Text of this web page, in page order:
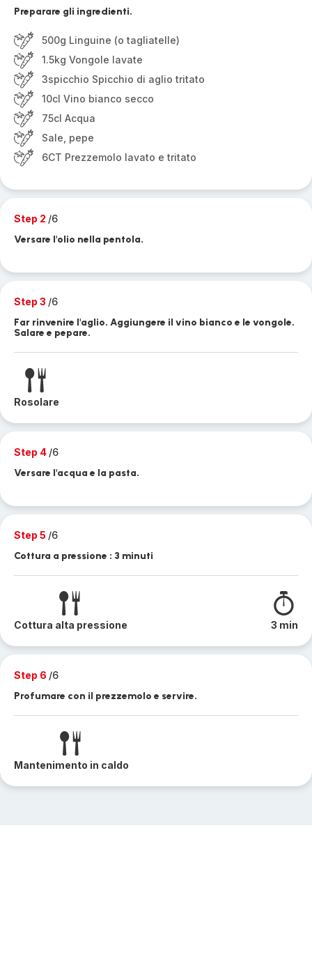
Preparare gli ingredienti.
500g Linguine (o tagliatelle)
1.5kg Vongole lavate
3spicchio Spicchio di aglio tritato
10cl Vino bianco secco
75cl Acqua
Sale, pepe
6CT Prezzemolo lavato e tritato
Step 2 /6
Versare l'olio nella pentola.
Step 3 /6
Far rinvenire l'aglio. Aggiungere il vino bianco e le vongole.
Salare e pepare.
Rosolare
Step 4 /6
Versare l'acqua e la pasta.
Step 5 /6
Cottura a pressione : 3 minuti
Cottura alta pressione 3 min
Step 6 /6
Profumare con il prezzemolo e servire.
Mantenimento in caldo